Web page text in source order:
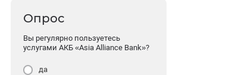
Опрос
Вы регулярно пользуетесь
услугами АКБ «Asia Alliance Bank»?
да